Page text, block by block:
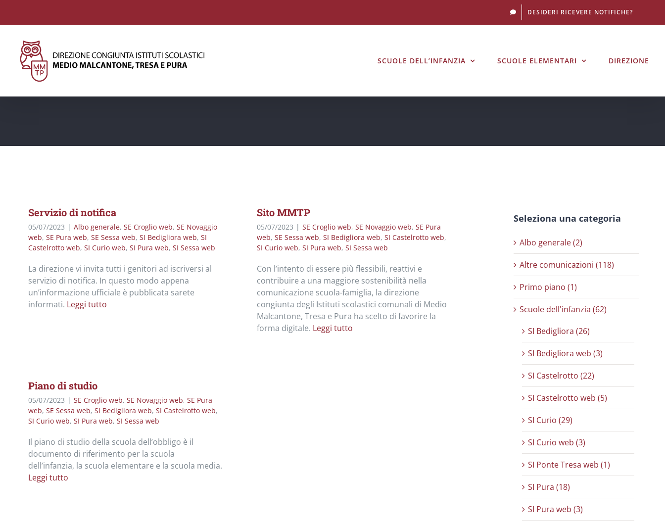
DESIDERI RICEVERE NOTIFICHE?
SCUOLE DELL’INFANZIA SCUOLE ELEMENTARI DIREZIONE
Servizio di notifica
05/07/2023 | Albo generale, SE Croglio web, SE Novaggio
web, SE Pura web, SE Sessa web, SI Bedigliora web, SI
Castelrotto web, SI Curio web, SI Pura web, SI Sessa web
La direzione vi invita tutti i genitori ad iscriversi al
servizio di notifica. In questo modo appena
un’informazione ufficiale è pubblicata sarete
informati. Leggi tutto
Sito MMTP
05/07/2023 | SE Croglio web, SE Novaggio web, SE Pura
web, SE Sessa web, SI Bedigliora web, SI Castelrotto web,
SI Curio web, SI Pura web, SI Sessa web
Con l’intento di essere più flessibili, reattivi e
contribuire a una maggiore sostenibilità nella
comunicazione scuola-famiglia, la direzione
congiunta degli Istituti scolastici comunali di Medio
Malcantone, Tresa e Pura ha scelto di favorire la
forma digitale. Leggi tutto
Piano di studio
05/07/2023 | SE Croglio web, SE Novaggio web, SE Pura
web, SE Sessa web, SI Bedigliora web, SI Castelrotto web,
SI Curio web, SI Pura web, SI Sessa web
Il piano di studio della scuola dell’obbligo è il
documento di riferimento per la scuola
dell’infanzia, la scuola elementare e la scuola media.
Leggi tutto
Seleziona una categoria
Albo generale (2)
Altre comunicazioni (118)
Primo piano (1)
Scuole dell'infanzia (62)
SI Bedigliora (26)
SI Bedigliora web (3)
SI Castelrotto (22)
SI Castelrotto web (5)
SI Curio (29)
SI Curio web (3)
SI Ponte Tresa web (1)
SI Pura (18)
SI Pura web (3)